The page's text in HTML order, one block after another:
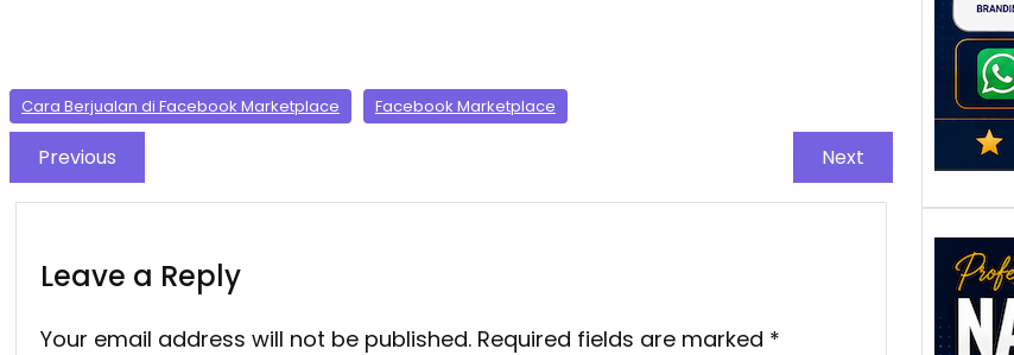
Cara Berjualan di Facebook Marketplace Facebook Marketplace
Previous Next
Leave a Reply
Your email address will not be published. Required fields are marked *